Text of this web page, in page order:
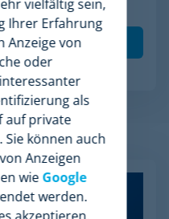
Artikel
vielfältig sein,
Ihrer Erfahrung
Anzeige von
oder
als
auf private
Sie können auch
Anzeigen
wie Google
werden.
akzeptieren,